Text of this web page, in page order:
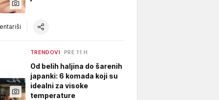
TRENDOVI PRE 11 H
Od belih haljina do šarenih
japanki: 6 komada koji su
idealni za visoke
temperature